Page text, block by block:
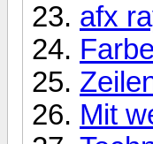
afx
Mit